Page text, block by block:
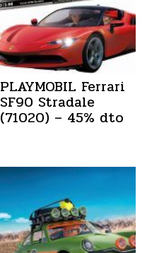
PLAYMOBIL Ferrari
SF90 Stradale
(71020) – 45% dto